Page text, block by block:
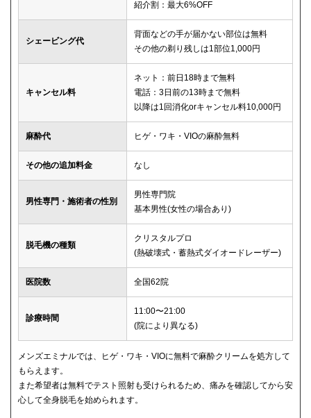
紹介割：最大6%OFF
シェービング代
背面などの手が届かない部位は無料
その他の剃り残しは1部位1,000円
キャンセル料
ネット：前日18時まで無料
電話：3日前の13時まで無料
以降は1回消化orキャンセル料10,000円
麻酔代 ヒゲ・ワキ・VIOの麻酔無料
その他の追加料金 なし
男性専門・施術者の性別
男性専門院
基本男性(女性の場合あり)
脱毛機の種類
クリスタルプロ
(熱破壊式・蓄熱式ダイオードレーザー)
医院数 全国62院
診療時間
11:00〜21:00
(院により異なる)
メンズエミナルでは、ヒゲ・ワキ・VIOに無料で麻酔クリームを処方して
もらえます。
また希望者は無料でテスト照射も受けられるため、痛みを確認してから安
心して全身脱毛を始められます。